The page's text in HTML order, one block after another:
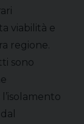
viabilità e
regione.
sono